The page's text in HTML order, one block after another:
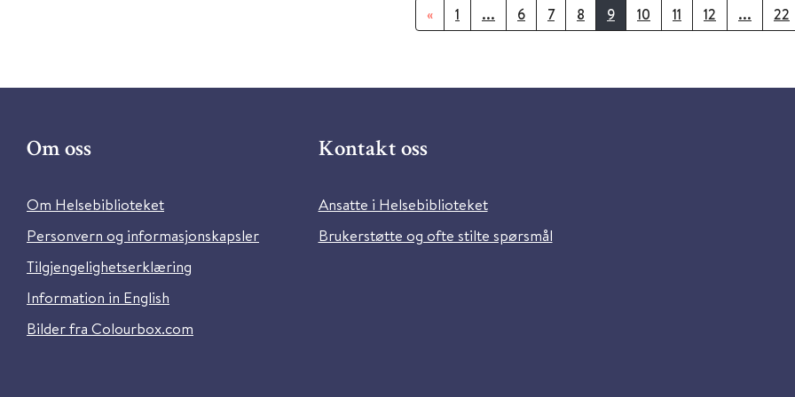
« 1 ... 6 7 8 9 10 11 12 ... 22
Om oss
Om Helsebiblioteket
Personvern og informasjonskapsler
Tilgjengelighetserklæring
Information in English
Bilder fra Colourbox.com
Kontakt oss
Ansatte i Helsebiblioteket
Brukerstøtte og ofte stilte spørsmål